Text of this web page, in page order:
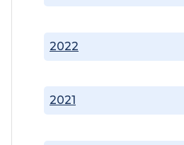
2021
2022